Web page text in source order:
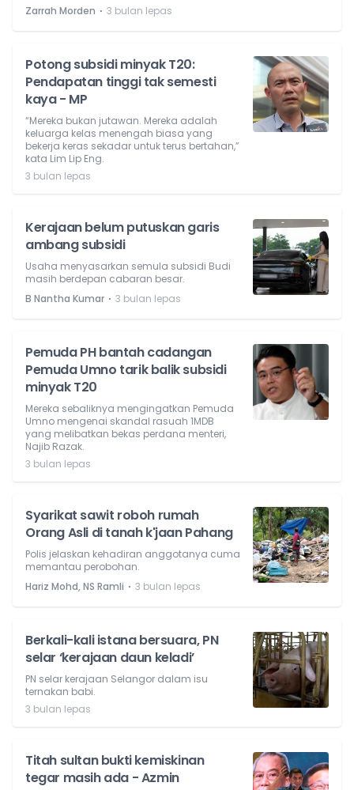
Zarrah Morden ⋅ 3 bulan lepas
Potong subsidi minyak T20:
Pendapatan tinggi tak semesti
kaya - MP
“Mereka bukan jutawan. Mereka adalah
keluarga kelas menengah biasa yang
bekerja keras sekadar untuk terus bertahan,”
kata Lim Lip Eng.
3 bulan lepas
Kerajaan belum putuskan garis
ambang subsidi
Usaha menyasarkan semula subsidi Budi
masih berdepan cabaran besar.
B Nantha Kumar ⋅ 3 bulan lepas
Pemuda PH bantah cadangan
Pemuda Umno tarik balik subsidi
minyak T20
Mereka sebaliknya mengingatkan Pemuda
Umno mengenai skandal rasuah 1MDB
yang melibatkan bekas perdana menteri,
Najib Razak.
3 bulan lepas
Syarikat sawit roboh rumah
Orang Asli di tanah k'jaan Pahang
Polis jelaskan kehadiran anggotanya cuma
memantau perobohan.
Hariz Mohd, NS Ramli ⋅ 3 bulan lepas
Berkali-kali istana bersuara, PN
selar ‘kerajaan daun keladi’
PN selar kerajaan Selangor dalam isu
ternakan babi.
3 bulan lepas
Titah sultan bukti kemiskinan
tegar masih ada - Azmin